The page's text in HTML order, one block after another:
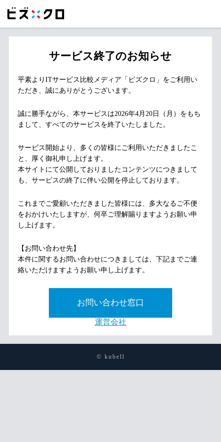
サービス終了のお知らせ
平素よりITサービス比較メディア「ビズクロ」をご利用い
ただき、誠にありがとうございます。
誠に勝手ながら、本サービスは2026年4月20日（月）をもち
まして、すべてのサービスを終了いたしました。
サービス開始より、多くの皆様にご利用いただきましたこ
と、厚く御礼申し上げます。
本サイトにて公開しておりましたコンテンツにつきまして
も、サービスの終了に伴い公開を停止しております。
これまでご愛顧いただきました皆様には、多大なるご不便
をおかけいたしますが、何卒ご理解賜りますようお願い申
し上げます。
【お問い合わせ先】
本件に関するお問い合わせにつきましては、下記までご連
絡いただけますようお願い申し上げます。
お問い合わせ窓口
運営会社
© kubell